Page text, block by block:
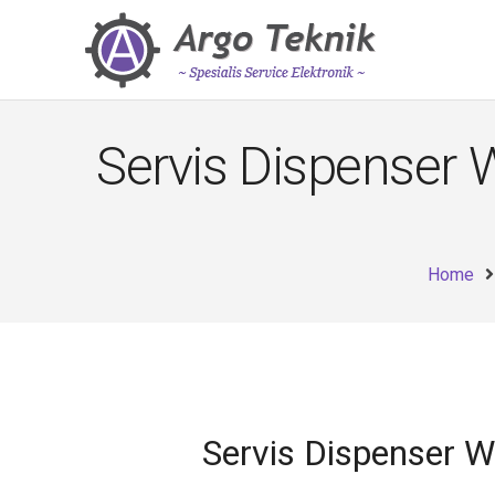
Servis Dispenser
Home
Servis Dispenser